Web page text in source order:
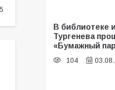
В библиотеке
Тургенева
«Бумажный
104